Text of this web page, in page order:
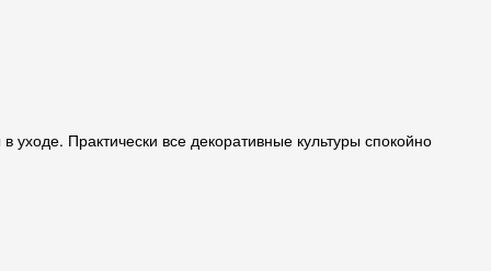
Практически все декоративные культуры спокойно